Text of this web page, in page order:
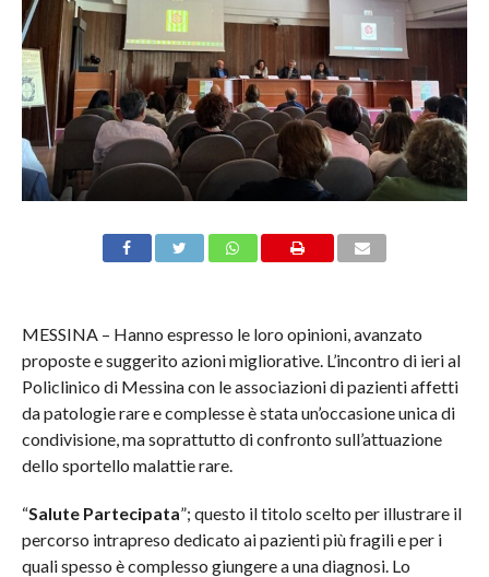
MESSINA – Hanno espresso le loro opinioni, avanzato
proposte e suggerito azioni migliorative. L’incontro di ieri al
Policlinico di Messina con le associazioni di pazienti affetti
da patologie rare e complesse è stata un’occasione unica di
condivisione, ma soprattutto di confronto sull’attuazione
dello sportello malattie rare.
“Salute Partecipata”; questo il titolo scelto per illustrare il
percorso intrapreso dedicato ai pazienti più fragili e per i
quali spesso è complesso giungere a una diagnosi. Lo